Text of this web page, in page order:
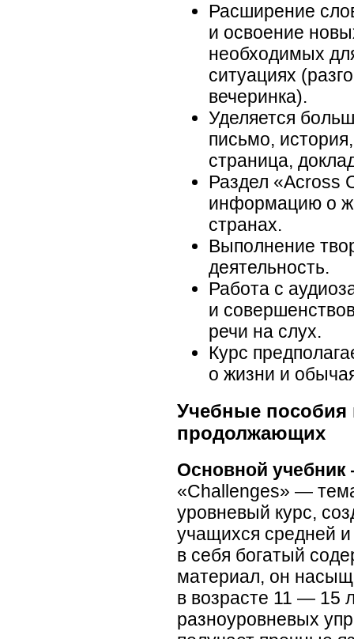
Расширение
и освоение
необходимых
ситуациях
вечеринка).
Уделяется
письмо,
страница,
Раздел «Across
информацию о
странах.
Выполнение
деятельность.
Работа с
и
речи на слух.
Курс
о жизни и
Учебные пособия
продолжающих
Основной
«Challenges» —
уровневый курс,
учащихся средней
в себя богатый
материал, он
в возрасте 11 — 15
разноуровневых